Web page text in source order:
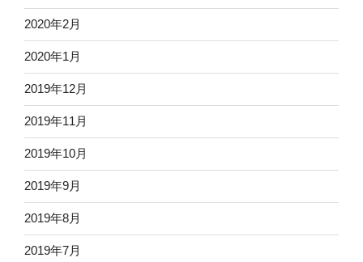
2020年2月
2020年1月
2019年12月
2019年11月
2019年10月
2019年9月
2019年8月
2019年7月